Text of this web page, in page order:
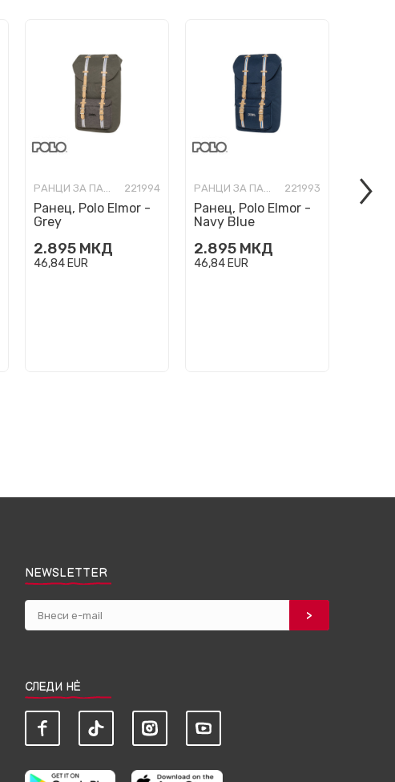
РАНЦИ ЗА ПАТУВАЊЕ/БИЗНИС 221994
Ранец, Polo Elmor -
Grey
2.895 МКД
46,84 EUR
РАНЦИ ЗА ПАТУВАЊЕ/БИЗНИС 221993
Ранец, Polo Elmor -
Navy Blue
2.895 МКД
46,84 EUR
NEWSLETTER
СЛЕДИ НЀ